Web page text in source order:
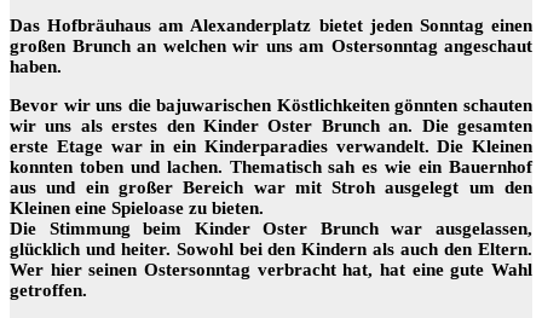
Das Hofbräuhaus am Alexanderplatz bietet jeden Sonntag einen
großen Brunch an welchen wir uns am Ostersonntag angeschaut
haben.
Bevor wir uns die bajuwarischen Köstlichkeiten gönnten schauten
wir uns als erstes den Kinder Oster Brunch an. Die gesamten
erste Etage war in ein Kinderparadies verwandelt. Die Kleinen
konnten toben und lachen. Thematisch sah es wie ein Bauernhof
aus und ein großer Bereich war mit Stroh ausgelegt um den
Kleinen eine Spieloase zu bieten.
Die Stimmung beim Kinder Oster Brunch war ausgelassen,
glücklich und heiter. Sowohl bei den Kindern als auch den Eltern.
Wer hier seinen Ostersonntag verbracht hat, hat eine gute Wahl
getroffen.